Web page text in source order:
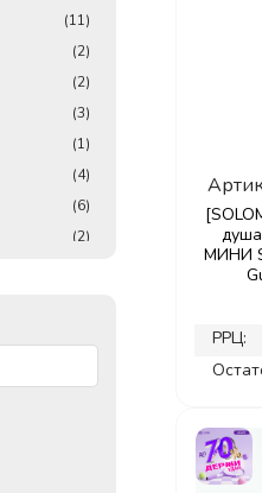
(11)
(2)
(2)
(3)
(1)
(4)
(6)
(2)
(1)
МИНИ
РРЦ: